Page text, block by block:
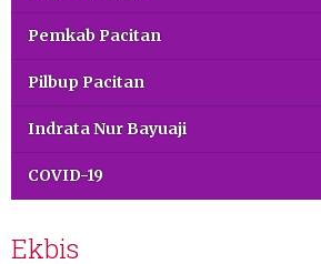
Pemkab Pacitan
Pilbup Pacitan
Indrata Nur Bayuaji
COVID-19
Ekbis